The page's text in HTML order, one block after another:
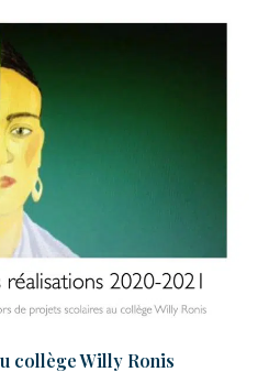
collège Willy Ronis